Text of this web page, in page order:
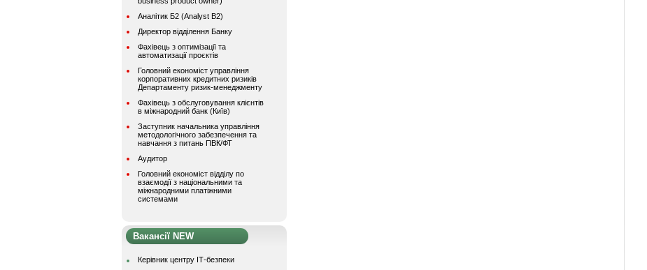
Аналітик Б2 (Analyst B2)
Директор відділення Банку
Фахівець з оптимізації та
автоматизації проєктів
Головний економіст управління
корпоративних кредитних ризиків
Департаменту ризик-менеджменту
Фахівець з обслуговування клієнтів
в міжнародний банк (Київ)
Заступник начальника управління
методологічного забезпечення та
навчання з питань ПВК/ФТ
Аудитор
Головний економіст відділу по
взаємодії з національними та
міжнародними платіжними
системами
Вакансії NEW
Керівник центру ІТ-безпеки